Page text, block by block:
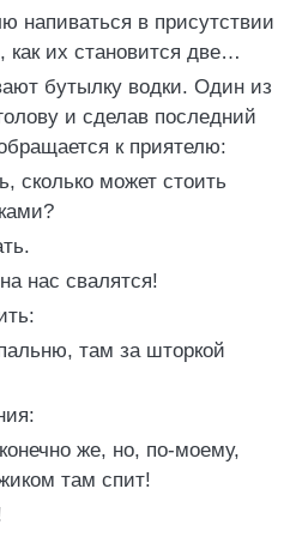
напиваться в присутствии
их становится две…
бутылку водки. Один из
и сделав последний
к приятелю:
может стоить
нас свалятся!
там за шторкой
же, но, по-моему,
там спит!